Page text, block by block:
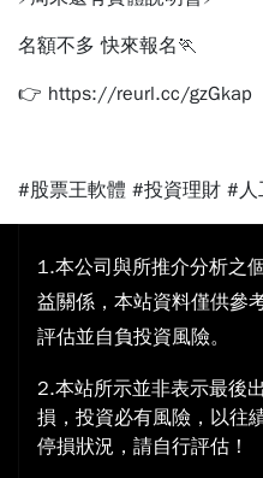
名額不多 快來報名🏃
👉 https://reurl.cc/gzGkap
#股票王軟體 #投資理財 #人
1.本公司與所推介分析之
益關係，本站資料僅供參
評估並自負投資風險。
2.本站所示並非表示最後
損，投資必有風險，以往
停損狀況，請自行評估！